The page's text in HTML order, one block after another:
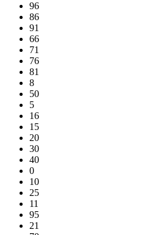
96
86
91
66
71
76
81
8
50
5
16
15
20
30
40
0
10
25
11
95
21